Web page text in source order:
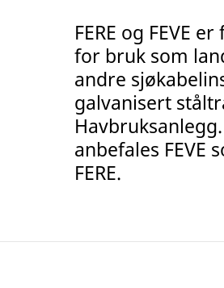
FERE og FEVE
for bruk som
andre
galvanisert
anbefales
FERE.